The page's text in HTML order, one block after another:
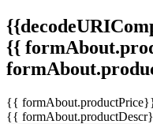
{{
{{
{{